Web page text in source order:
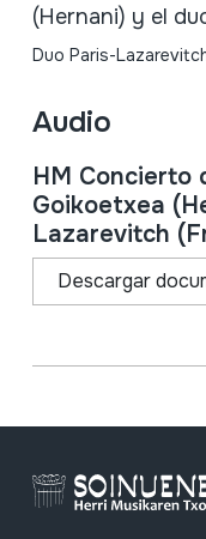
Duo Paris-
Audio
HM Concierto
Goikoetxea
Lazarevitch
Descargar